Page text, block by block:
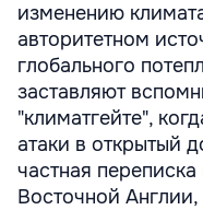
изменению
авторитетном
глобального
заставляют
"климатгейте",
атаки в открытый
частная
Восточной